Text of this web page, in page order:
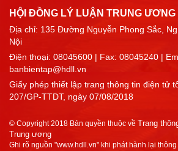
HỘI ĐỒNG LÝ LUẬN TRUNG ƯƠNG
Địa chỉ: 135 Đường Nguyễn Phong Sắc,
Nội
Điện thoại: 08045600 | Fax: 08045240 |
banbientap@hdll.vn
Giấy phép thiết lập trang thông tin điện tử
207/GP-TTDT, ngày 07/08/2018
© Copyright 2018 Bản quyền thuộc về Trang
Trung ương
Ghi rõ nguồn "www.hdll.vn" khi phát hành lại